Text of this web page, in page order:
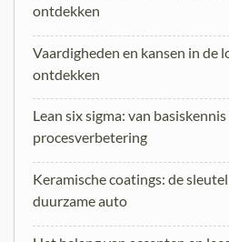
ontdekken
Vaardigheden en kansen in de
ontdekken
Lean six sigma: van
procesverbetering
Keramische coatings: de
duurzame auto